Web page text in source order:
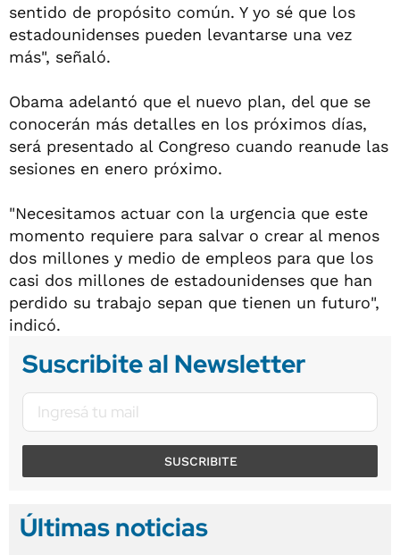
sentido de propósito común. Y yo sé que los
estadounidenses pueden levantarse una vez
más", señaló.
Obama adelantó que el nuevo plan, del que se
conocerán más detalles en los próximos días,
será presentado al Congreso cuando reanude las
sesiones en enero próximo.
"Necesitamos actuar con la urgencia que este
momento requiere para salvar o crear al menos
dos millones y medio de empleos para que los
casi dos millones de estadounidenses que han
perdido su trabajo sepan que tienen un futuro",
indicó.
Suscribite al Newsletter
SUSCRIBITE
Últimas noticias